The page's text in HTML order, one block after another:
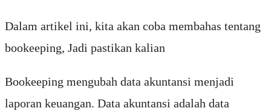
Dalam artikel ini, kita akan coba membahas tentang
bookeeping, Jadi pastikan kalian
Bookeeping mengubah data akuntansi menjadi
laporan keuangan. Data akuntansi adalah data